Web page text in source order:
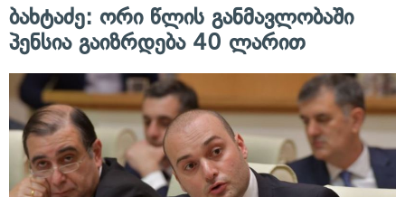
ბახტაძე: ორი წლის განმავლობაში
პენსია გაიზრდება 40 ლარით